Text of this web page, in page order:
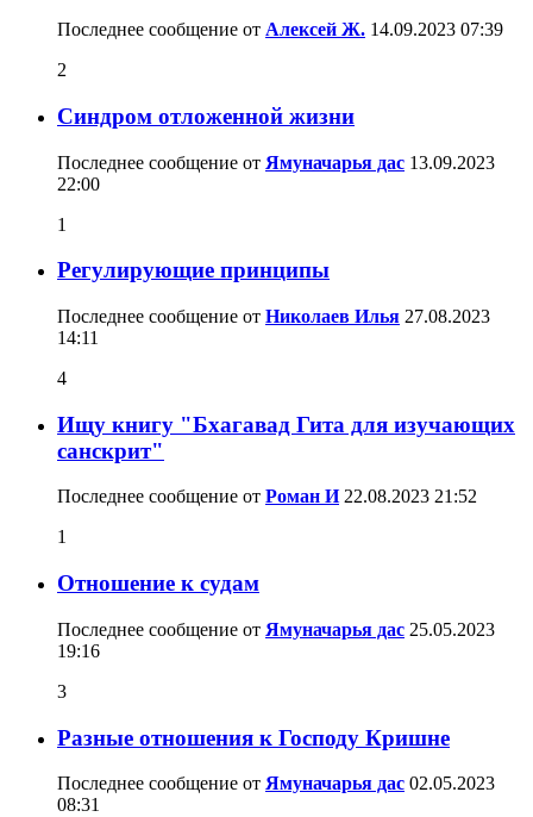
Последнее сообщение от Алексей Ж. 14.09.2023 07:39
2
Синдром отложенной жизни
Последнее сообщение от Ямуначарья дас 13.09.2023
22:00
1
Регулирующие принципы
Последнее сообщение от Николаев Илья 27.08.2023
14:11
4
Ищу книгу "Бхагавад Гита для изучающих
санскрит"
Последнее сообщение от Роман И22.08.2023 21:52
1
Отношение к судам
Последнее сообщение от Ямуначарья дас 25.05.2023
19:16
3
Разные отношения к Господу Кришне
Последнее сообщение от Ямуначарья дас 02.05.2023
08:31